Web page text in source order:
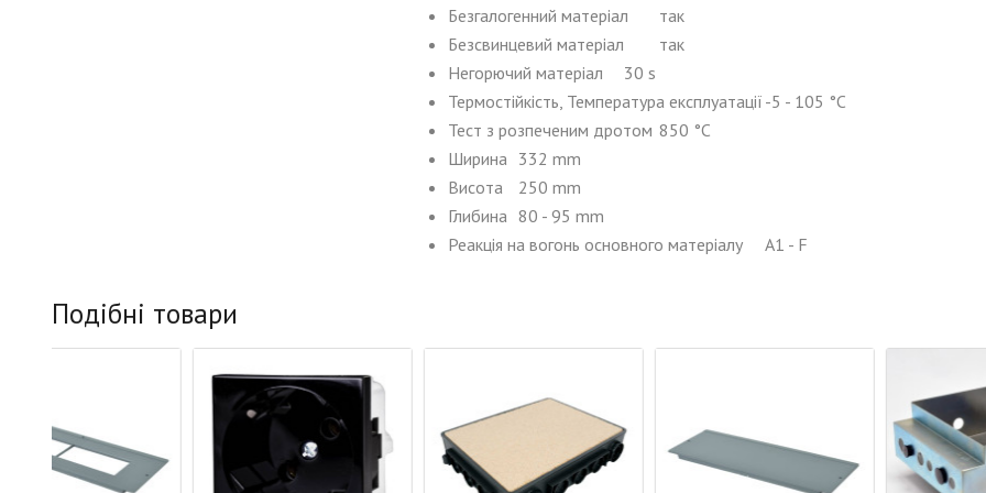
Безгалогенний матеріал
так
Безсвинцевий матеріал
так
Негорючий матеріал
30 s
Термостійкість, Температура експлуатації -5 - 105 °C
Тест з розпеченим дротом 850 °C
Ширина 332 mm
Висота
250 mm
Глибина 80 - 95 mm
Реакція на вогонь основного матеріалу
A1 - F
Подібні товари